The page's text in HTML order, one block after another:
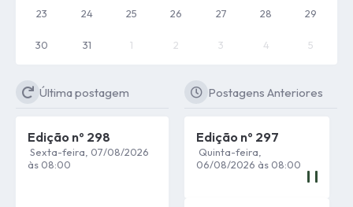
23 24 25 26 27 28 29
30 31 1 2 3 4 5
Última postagem
Edição nº 298
Sexta-feira 07/08/2026
08:00
Postagens Anteriores
Edição nº 297
Quinta-feira
06/08/2026
08:00